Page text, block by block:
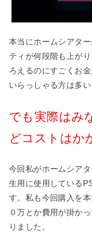
本当にホームシアタ
ティが何段階も上が
ろえるのにすごくお
いらっしゃる方は多い
でも実際はみ
どコストはか
今回私がホームシア
生用に使用している
す。私も今回購入を
０万とか費用が掛か
りました。